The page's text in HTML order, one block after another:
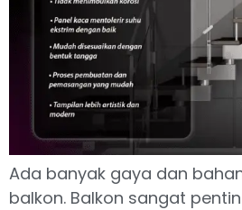
Ada banyak gaya dan
balkon. Balkon sangat